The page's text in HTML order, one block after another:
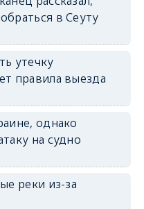
в Сеуту
утечку
правила выезда
однако
на судно
реки из-за